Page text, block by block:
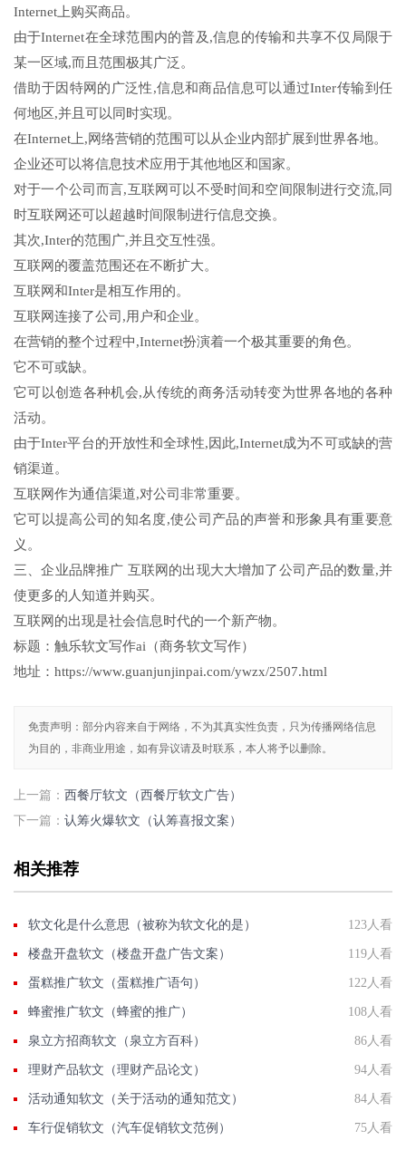
Internet上购买商品。
由于Internet在全球范围内的普及,信息的传输和共享不仅局限于
某一区域,而且范围极其广泛。
借助于因特网的广泛性,信息和商品信息可以通过Inter传输到任
何地区,并且可以同时实现。
在Internet上,网络营销的范围可以从企业内部扩展到世界各地。
企业还可以将信息技术应用于其他地区和国家。
对于一个公司而言,互联网可以不受时间和空间限制进行交流,同
时互联网还可以超越时间限制进行信息交换。
其次,Inter的范围广,并且交互性强。
互联网的覆盖范围还在不断扩大。
互联网和Inter是相互作用的。
互联网连接了公司,用户和企业。
在营销的整个过程中,Internet扮演着一个极其重要的角色。
它不可或缺。
它可以创造各种机会,从传统的商务活动转变为世界各地的各种
活动。
由于Inter平台的开放性和全球性,因此,Internet成为不可或缺的营
销渠道。
互联网作为通信渠道,对公司非常重要。
它可以提高公司的知名度,使公司产品的声誉和形象具有重要意
义。
三、企业品牌推广 互联网的出现大大增加了公司产品的数量,并
使更多的人知道并购买。
互联网的出现是社会信息时代的一个新产物。
标题：触乐软文写作ai（商务软文写作）
地址：https://www.guanjunjinpai.com/ywzx/2507.html
免责声明：部分内容来自于网络，不为其真实性负责，只为传播网络信息
为目的，非商业用途，如有异议请及时联系，本人将予以删除。
上一篇： 西餐厅软文（西餐厅软文广告）
下一篇： 认筹火爆软文（认筹喜报文案）
相关推荐
软文化是什么意思（被称为软文化的是） 123人看
楼盘开盘软文（楼盘开盘广告文案） 119人看
蛋糕推广软文（蛋糕推广语句） 122人看
蜂蜜推广软文（蜂蜜的推广） 108人看
泉立方招商软文（泉立方百科） 86人看
理财产品软文（理财产品论文） 94人看
活动通知软文（关于活动的通知范文） 84人看
车行促销软文（汽车促销软文范例） 75人看